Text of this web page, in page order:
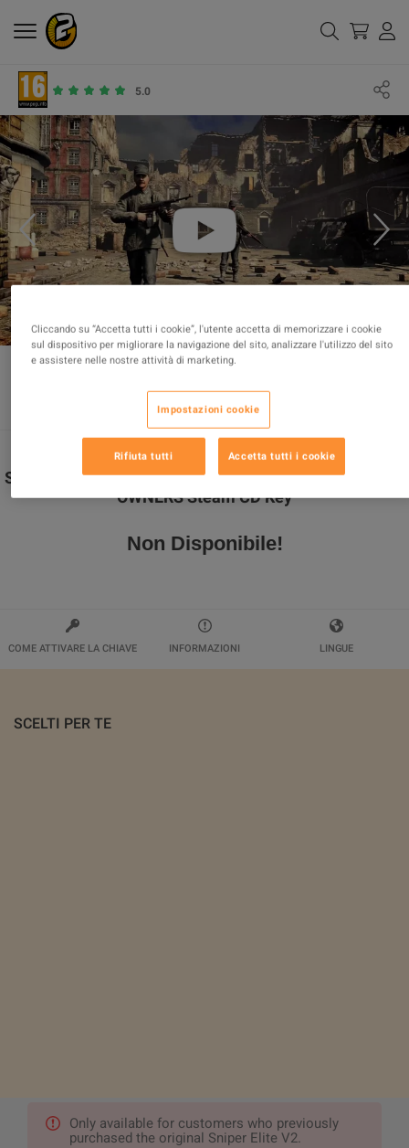
5.0
Sniper Elite V2 Remastered - UPGRADE FOR ORIGINAL
OWNERS Steam CD Key
Non Disponibile!
COME ATTIVARE LA CHIAVE INFORMAZIONI LINGUE
SCELTI PER TE
Only available for customers who previously
purchased the original Sniper Elite V2.
Cliccando su “Accetta tutti i cookie”, l'utente accetta di memorizzare i cookie
sul dispositivo per migliorare la navigazione del sito, analizzare l'utilizzo del sito
e assistere nelle nostre attività di marketing.
Impostazioni cookie
Rifiuta tutti Accetta tutti i cookie